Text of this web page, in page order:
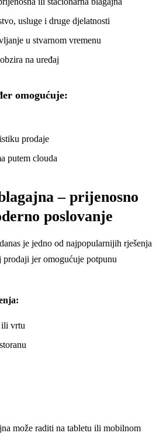
usluge i druge djelatnosti
u stvarnom vremenu
na uređaj
omogućuje:
prodaje
putem clouda
– prijenosno
poslovanje
danas je jedno od najpopularnijih rješenja
jer omogućuje potpunu
ili vrtu
može raditi na tabletu ili mobilnom